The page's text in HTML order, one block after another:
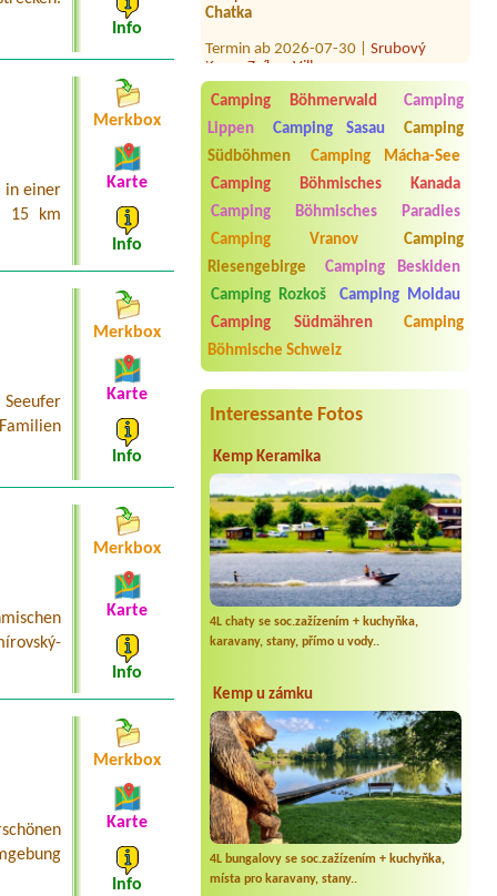
Kemp Zvíkov Village
1 stan, 2 osobyel přípojku bychom
chtěly
Termin ab 2026-07-24 |
Camping
Amerika
1x kleine Hütte oder Stellplatz für
Termin ab 2026-08-21 |Chatová
1 chatka 3 osoby
Termin ab 2026-08-16 |
Cyklokempy
Loděnice
1x Retro cabin
Camping Böhmerwald
Camping
Lippen
Camping Sasau
Camping
Südböhmen
Camping Mácha-See
Camping Böhmisches Kanada
Camping Böhmisches Paradies
Camping Vranov
Camping
Riesengebirge
Camping Beskiden
Camping Rozkoš
Camping Moldau
Camping Südmähren
Camping
Böhmische Schweiz
Interessante Fotos
Kemp Keramika
4L chaty se soc.zažízením + kuchyňka,
karavany, stany, přímo u vody..
Kemp u zámku
4L bungalovy se soc.zažízením + kuchyňka,
místa pro karavany, stany..
Info
in einer
15 km
Merkbox
Karte
Info
Merkbox
Karte
Info
Merkbox
Karte
Info
Merkbox
Karte
Info